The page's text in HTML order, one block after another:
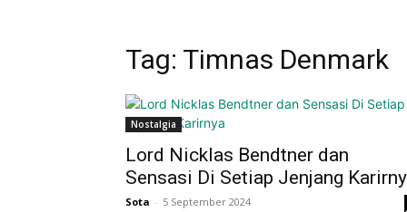
Tag: Timnas Denmark
Nostalgia
Lord Nicklas Bendtner dan
Sensasi Di Setiap Jenjang
Sota - 5 September 2024